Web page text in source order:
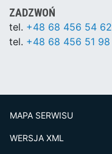
ZADZWOŃ
tel. +48 68 456 54 62
tel. +48 68 456 51 98
MAPA SERWISU
WERSJA XML